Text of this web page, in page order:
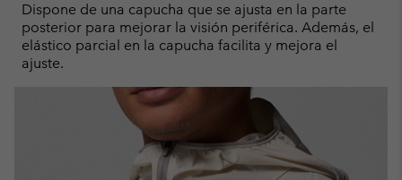
Dispone de una capucha que se ajusta en la parte
posterior para mejorar la visión periférica. Además, el
elástico parcial en la capucha facilita y mejora el
ajuste.